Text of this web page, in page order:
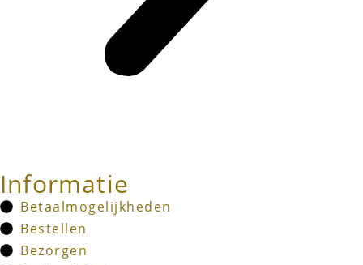
Informatie
Betaalmogelijkheden
Bestellen
Bezorgen